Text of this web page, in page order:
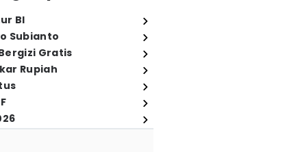
BI
Subianto
Gratis
Rupiah